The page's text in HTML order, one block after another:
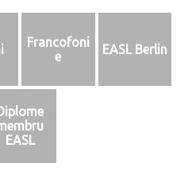
Francofoni
e
EASL Berlin
EASL